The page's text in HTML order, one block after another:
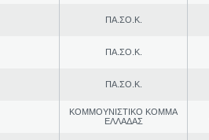
ΠΑ.ΣΟ.Κ.
ΠΑ.ΣΟ.Κ.
ΠΑ.ΣΟ.Κ.
ΚΟΜΜΟΥΝΙΣΤΙΚΟ ΚΟΜΜΑ
ΕΛΛΑΔΑΣ